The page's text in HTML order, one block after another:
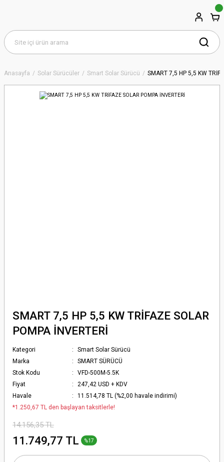
Anasayfa Solar Sürücüler Smart Solar Sürücü SMART 7,5 HP 5,5 KW
SMART 7,5 HP 5,5 KW TRİFAZE SOLAR
POMPA İNVERTERİ
Kategori
Smart Solar Sürücü
Marka
SMART SÜRÜCÜ
Stok Kodu
VFD-500M-5.5K
Fiyat
247,42 USD + KDV
Havale
11.514,78 TL (%2,00 havale indirimi)
*1.250,67 TL den başlayan taksitlerle!
14.156,35 TL
11.749,77 TL %17